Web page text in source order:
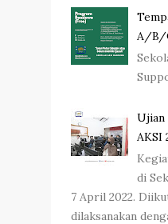
A/B/
Ujian
AKSI
di
7 April 2022.
dilaksanakan